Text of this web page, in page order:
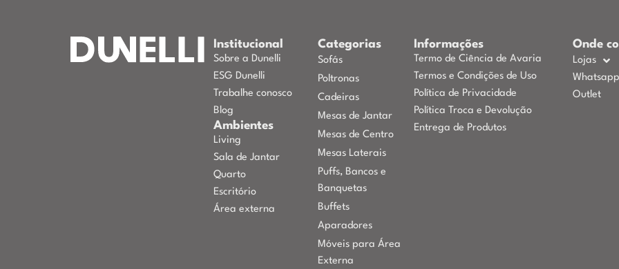
Institucional
Sobre a Dunelli
ESG Dunelli
Trabalhe conosco
Blog
Ambientes
Living
Sala de Jantar
Quarto
Escritório
Área externa
Categorias
Sofás
Poltronas
Cadeiras
Mesas de Jantar
Mesas de Centro
Mesas Laterais
Puffs, Bancos e
Banquetas
Buffets
Aparadores
Móveis para Área
Externa
Informações
Termo de Ciência de Avaria
Termos e Condições de Uso
Política de Privacidade
Política Troca e Devolução
Entrega de Produtos
Onde
Lojas
Whatsapp
Outlet